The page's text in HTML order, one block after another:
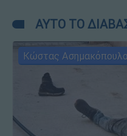
ΑΥΤΟ ΤΟ
Κώστας